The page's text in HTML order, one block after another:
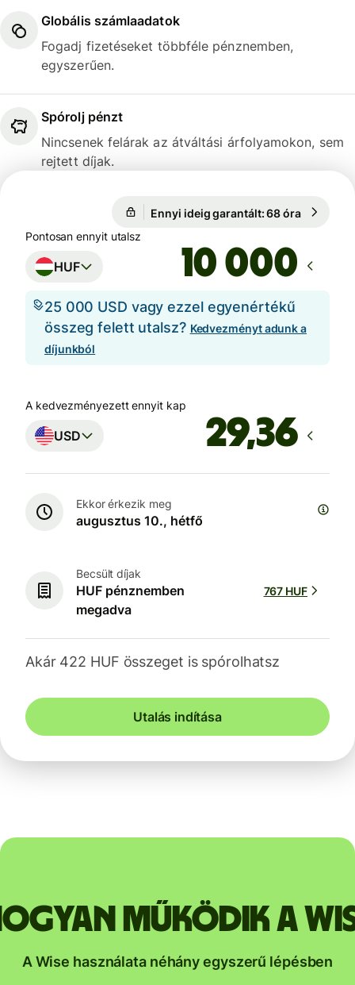
Globális számlaadatok
Fogadj fizetéseket többféle pénznemben,
egyszerűen.
Spórolj pénzt
Nincsenek felárak az átváltási árfolyamokon, sem
rejtett díjak.
Ennyi ideig garantált: 68 óra
Pontosan ennyit utalsz
HUF
25 000 USD vagy ezzel egyenértékű
összeg felett utalsz? Kedvezményt adunk a
díjunkból
A kedvezményezett ennyit kap
USD
Ekkor érkezik meg
augusztus 10., hétfő
Becsült díjak
HUF pénznemben
megadva
767 HUF
Akár 422 HUF összeget is spórolhatsz
Utalás indítása
működik a
A Wise használata néhány egyszerű lépésben